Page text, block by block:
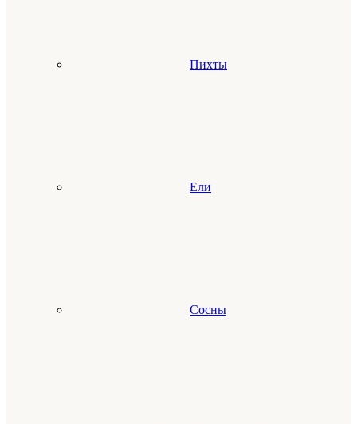
Пихты
Ели
Сосны